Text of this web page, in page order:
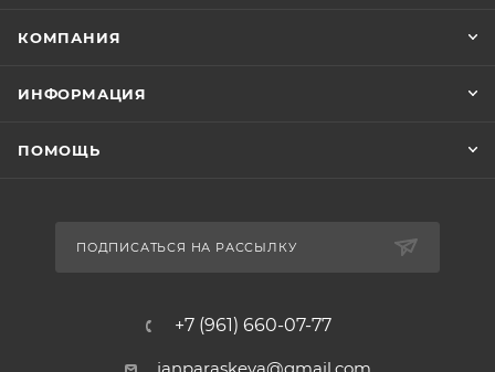
КОМПАНИЯ
ИНФОРМАЦИЯ
ПОМОЩЬ
ПОДПИСАТЬСЯ НА РАССЫЛКУ
+7 (961) 660-07-77